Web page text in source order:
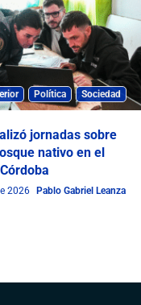
Política Sociedad
jornadas sobre
nativo en el
2026 Pablo Gabriel Leanza